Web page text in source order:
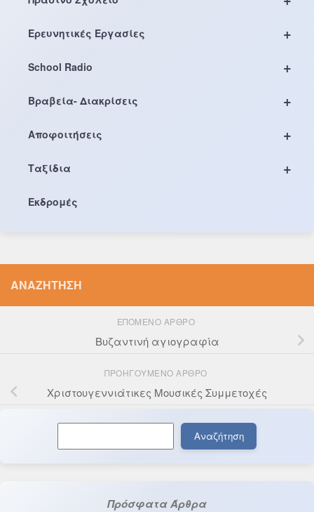
+
Ερευνητικές Εργασίες
+
School Radio
+
Βραβεία- Διακρίσεις
+
Αποφοιτήσεις
+
Ταξίδια
Εκδρομές
ΑΝΑΖΉΤΗΣΗ
ΕΠΌΜΕΝΟ ΆΡΘΡΟ
Βυζαντινή αγιογραφία
ΠΡΟΗΓΟΎΜΕΝΟ ΆΡΘΡΟ
Χριστουγεννιάτικες Μουσικές Συμμετοχές
Αναζήτηση
Πρόσφατα Άρθρα